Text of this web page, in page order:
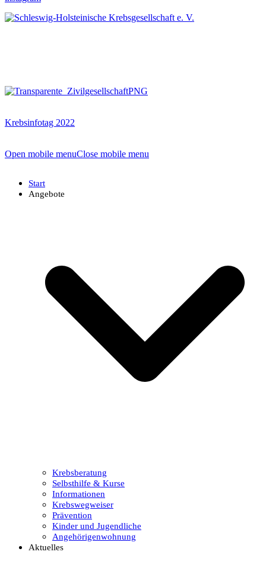
Krebsinfotag 2022
Open mobile menuClose mobile menu
Start
Angebote
Krebsberatung
Selbsthilfe & Kurse
Informationen
Krebswegweiser
Prävention
Kinder und Jugendliche
Angehörigenwohnung
Aktuelles